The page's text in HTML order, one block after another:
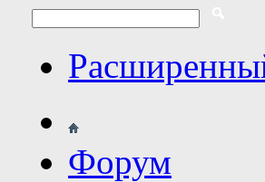
Форум